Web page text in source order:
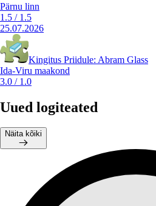
Pärnu linn
1.5 / 1.5
25.07.2026
Kingitus Priidule: Abram Glass
Ida-Viru maakond
3.0 / 1.0
Uued logiteated
Näita kõiki